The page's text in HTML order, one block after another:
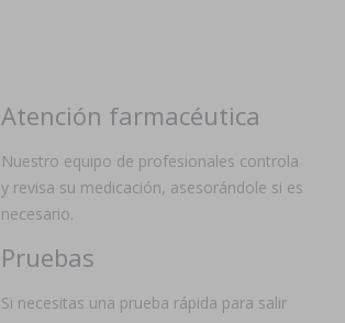
Atención farmacéutica
Nuestro equipo de profesionales controla
y revisa su medicación, asesorándole si es
necesario.
Pruebas
Si necesitas una prueba rápida para salir